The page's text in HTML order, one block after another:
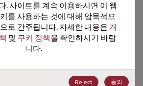
천 대체 제품
. 사이트를 계속 이용하시면 이 웹
를 사용하는 것에 대해 암묵적으
로 간주됩니다. 자세한 내용은 개
및 쿠키 정책을 확인하시기 바랍
니다.
Reject 동의